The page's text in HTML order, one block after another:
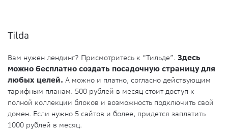
Tilda
Вам нужен лендинг? Присмотритесь к “Тильде”. Здесь
можно бесплатно создать посадочную страницу для
любых целей. А можно и платно, согласно действующим
тарифным планам. 500 рублей в месяц стоит доступ к
полной коллекции блоков и возможность подключить свой
домен. Если нужно 5 сайтов и более, придется заплатить
1000 рублей в месяц.